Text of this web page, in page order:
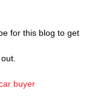
for this blog to get
buyer